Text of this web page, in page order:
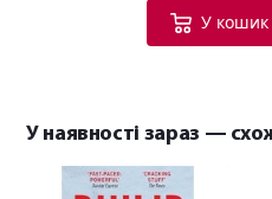
У кошик
У наявності зараз —